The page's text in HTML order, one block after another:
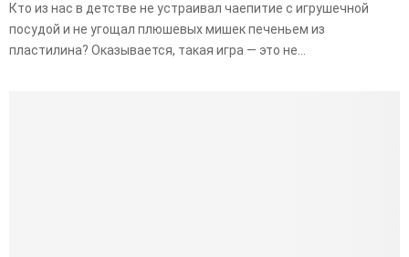
Кто из нас в детстве не устраивал чаепитие с игрушечной
посудой и не угощал плюшевых мишек печеньем из
пластилина? Оказывается, такая игра — это не...